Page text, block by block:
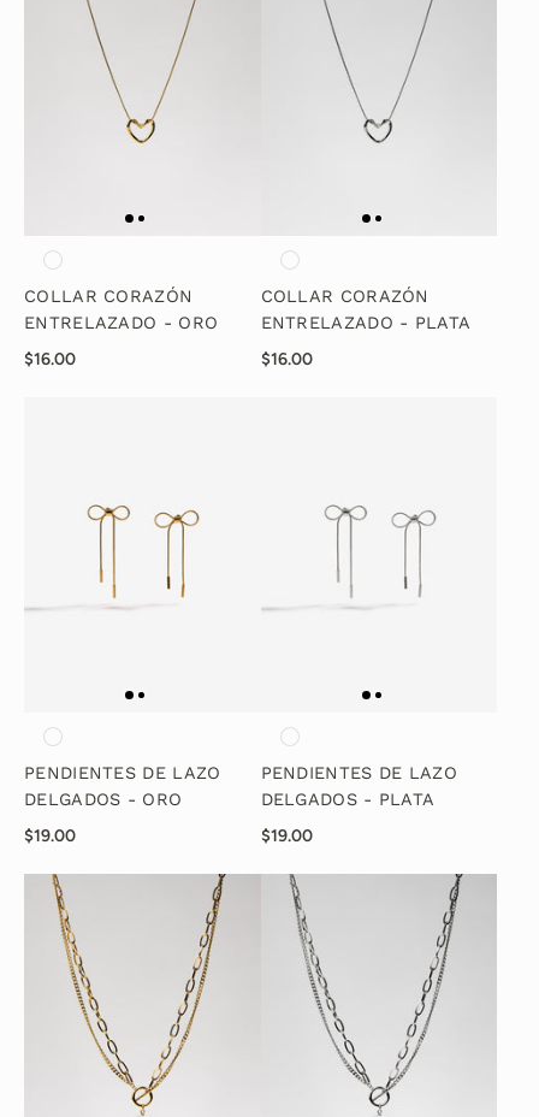
COLLAR CORAZÓN
ENTRELAZADO - ORO
$16.00
COLLAR CORAZÓN
ENTRELAZADO - PLATA
$16.00
PENDIENTES DE LAZO
DELGADOS - ORO
$19.00
PENDIENTES DE LAZO
DELGADOS - PLATA
$19.00